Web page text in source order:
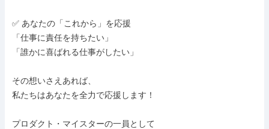
✅ あなたの「これから」を応援
「仕事に責任を持ちたい」
「誰かに喜ばれる仕事がしたい」
その想いさえあれば、
私たちはあなたを全力で応援します！
プロダクト・マイスターの一員として